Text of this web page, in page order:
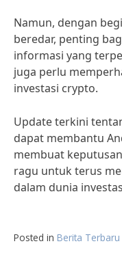
Namun, dengan
beredar, penting
informasi yang
juga perlu
investasi crypto.
Update terkini
dapat membantu
membuat
ragu untuk terus
dalam dunia
Posted in Berita Terbaru